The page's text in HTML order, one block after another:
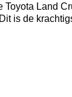
Toyota Land
is de